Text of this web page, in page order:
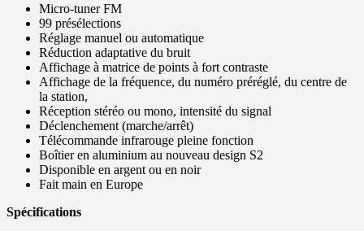
Micro-tuner FM
99 présélections
Réglage manuel ou automatique
Réduction adaptative du bruit
Affichage à matrice de points à fort contraste
Affichage de la fréquence, du numéro préréglé, du centre de
la station,
Réception stéréo ou mono, intensité du signal
Déclenchement (marche/arrêt)
Télécommande infrarouge pleine fonction
Boîtier en aluminium au nouveau design S2
Disponible en argent ou en noir
Fait main en Europe
Spécifications